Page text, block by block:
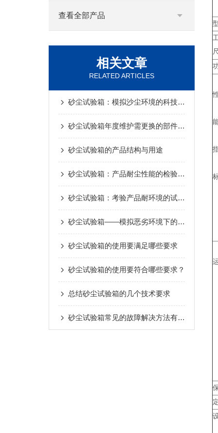
查看全部产品
相关文章
RELATED ARTICLES
砂尘试验箱：模拟沙尘环境的科技卫士
砂尘试验箱年度维护需更换的部件及判断依据
砂尘试验箱的产品结构与用途
砂尘试验箱：产品耐尘性能的检验设备
砂尘试验箱：考验产品耐环境的试炼场
砂尘试验箱——模拟恶劣环境下的颗粒物侵蚀与评估
砂尘试验箱的使用要满足哪些要求
砂尘试验箱的使用要符合哪些要求？
总结砂尘试验箱的几个技术要求
砂尘试验箱常见的故障解决方法有哪些